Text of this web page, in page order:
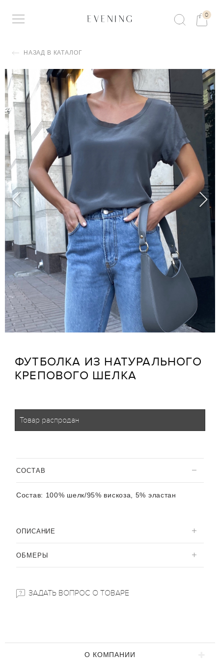
0
НАЗАД В КАТАЛОГ
ФУТБОЛКА ИЗ НАТУРАЛЬНОГО
КРЕПОВОГО ШЕЛКА
Товар распродан
CОСТАВ
Состав: 100% шелк/95% вискоза, 5% эластан
ОПИСАНИЕ
ОБМЕРЫ
ЗАДАТЬ ВОПРОС О ТОВАРЕ
О КОМПАНИИ